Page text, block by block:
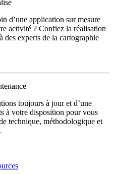
d’une application sur mesure
activité ? Confiez la réalisation
des experts de la cartographie
toujours à jour et d’une
à votre disposition pour vous
technique, méthodologique et